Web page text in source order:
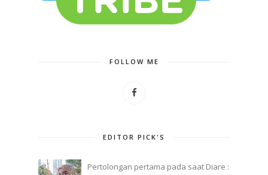
FOLLOW ME
EDITOR PICK'S
Pertolongan pertama pada saat Diare :